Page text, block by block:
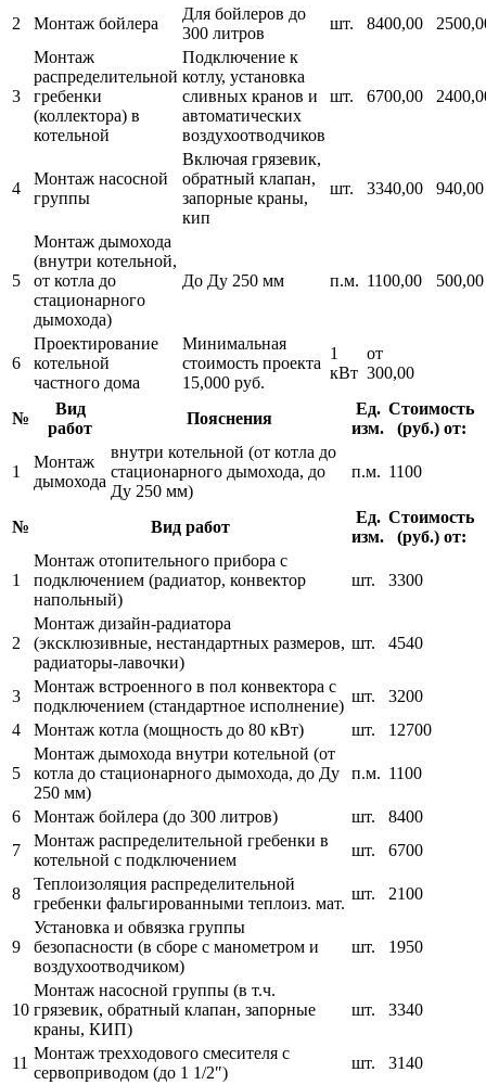
2 Монтаж бойлера
Для бойлеров до
300 литров
шт. 8400,00
3
Монтаж
распределительной
гребенки
(коллектора) в
котельной
Подключение к
котлу, установка
сливных кранов и
автоматических
воздухоотводчиков
шт. 6700,00
4
Монтаж насосной
группы
Включая грязевик,
обратный клапан,
запорные краны,
кип
шт. 3340,00 940,00
5
Монтаж дымохода
(внутри котельной,
от котла до
стационарного
дымохода)
До Ду 250 мм п.м. 1100,00 500,00
6
Проектирование
котельной
частного дома
Минимальная
стоимость проекта
15,000 руб.
1
кВт
от
300,00
№
Вид
работ
Пояснения
Ед.
изм.
Стоимость
(руб.) от:
1
Монтаж
дымохода
внутри котельной (от котла до
стационарного дымохода, до
Ду 250 мм)
п.м. 1100
№ Вид работ
Ед.
изм.
Стоимость
(руб.) от:
1
Монтаж отопительного прибора с
подключением (радиатор, конвектор
напольный)
шт. 3300
2
Монтаж дизайн-радиатора
(эксклюзивные, нестандартных размеров,
радиаторы-лавочки)
шт. 4540
3
Монтаж встроенного в пол конвектора с
подключением (стандартное исполнение)
шт.
3200
4
Монтаж котла (мощность до 80 кВт) шт. 12700
5
Монтаж дымохода внутри котельной (от
котла до стационарного дымохода, до Ду
250 мм)
п.м. 1100
6 Монтаж бойлера (до 300 литров) шт.
8400
7
Монтаж распределительной гребенки в
котельной с подключением
шт. 6700
8
Теплоизоляция распределительной
гребенки фальгированными теплоиз. мат.
шт. 2100
9
Установка и обвязка группы
безопасности (в сборе с манометром и
воздухоотводчиком)
шт. 1950
10
Монтаж насосной группы (в т.ч.
грязевик, обратный клапан, запорные
краны, КИП)
шт. 3340
11
Монтаж трехходового смесителя с
сервоприводом (до 1 1/2″)
шт. 3140